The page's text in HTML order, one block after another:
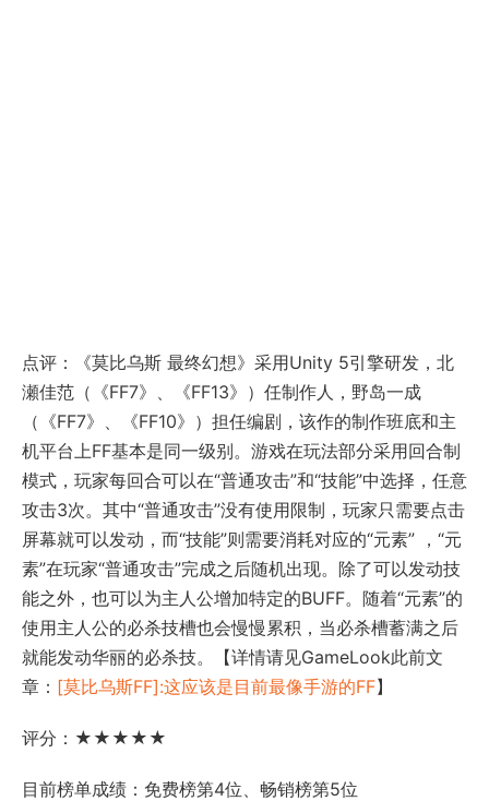
点评：《莫比乌斯 最终幻想》采用Unity 5引擎研发，北
瀬佳范（《FF7》、《FF13》）任制作人，野岛一成
（《FF7》、《FF10》）担任编剧，该作的制作班底和主
机平台上FF基本是同一级别。游戏在玩法部分采用回合制
模式，玩家每回合可以在“普通攻击”和“技能”中选择，任意
攻击3次。其中“普通攻击”没有使用限制，玩家只需要点击
屏幕就可以发动，而“技能”则需要消耗对应的“元素” ，“元
素”在玩家“普通攻击”完成之后随机出现。除了可以发动技
能之外，也可以为主人公增加特定的BUFF。随着“元素”的
使用主人公的必杀技槽也会慢慢累积，当必杀槽蓄满之后
就能发动华丽的必杀技。【详情请见GameLook此前文
章： [莫比乌斯FF]:这应该是目前最像手游的FF】
评分：★★★★★
目前榜单成绩：免费榜第4位、畅销榜第5位